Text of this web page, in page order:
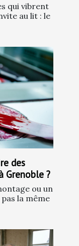
qui vibrent
au lit : le
des
Grenoble ?
ou un
la même